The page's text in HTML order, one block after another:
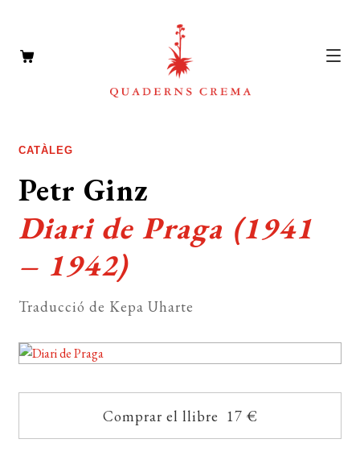
L’EDITORIAL
FOREIGN RIGHTS
DISTRIBUCIÓ
CONTACTE
CERCAR
CATÀLEG
Petr Ginz
Diari de Praga (1941
– 1942)
Traducció de Kepa Uharte
Comprar el llibre 17 €